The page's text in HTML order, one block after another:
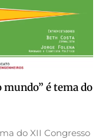
é tema do
do XII Congresso